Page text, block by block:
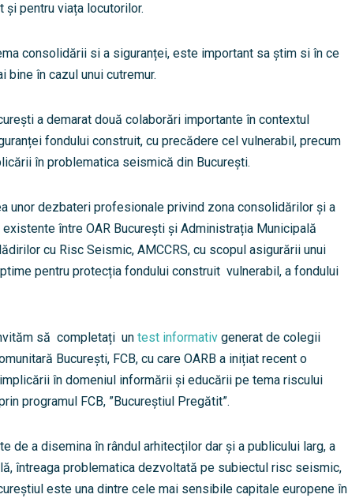
și pentru viața locutorilor.
consolidării si a siguranței, este important sa știm si în ce
bine în cazul unui cutremur.
a demarat două colaborări importante în contextul
fondului construit, cu precădere cel vulnerabil, precum
în problematica seismică din București.
unor dezbateri profesionale privind zona consolidărilor și a
între OAR București și Administrația Municipală
cu Risc Seismic, AMCCRS, cu scopul asigurării unui
pentru protecția fondului construit vulnerabil, a fondului
să completați un test informativ generat de colegii
București, FCB, cu care OARB a inițiat recent o
în domeniul informării și educării pe tema riscului
programul FCB, ”Bucureștiul Pregătit”.
de a disemina în rândul arhitecților dar și a publicului larg, a
întreaga problematica dezvoltată pe subiectul risc seismic,
este una dintre cele mai sensibile capitale europene în